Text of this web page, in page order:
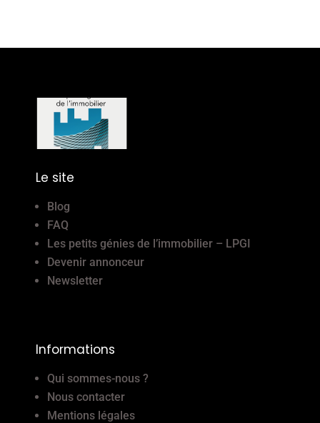
Le site
Blog
FAQ
Les petits génies de l’immobilier – LPGI
Devenir annonceur
Newsletter
Informations
Qui sommes-nous ?
Nous contacter
Mentions légales